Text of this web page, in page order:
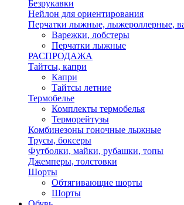
Безрукавки
Нейлон для ориентирования
Перчатки лыжные, лыжероллерные,
Варежки, лобстеры
Перчатки лыжные
РАСПРОДАЖА
Тайтсы, капри
Капри
Тайтсы летние
Термобелье
Комплекты термобелья
Терморейтузы
Комбинезоны гоночные лыжные
Трусы, боксеры
Футболки, майки, рубашки, топы
Джемперы, толстовки
Шорты
Обтягивающие шорты
Шорты